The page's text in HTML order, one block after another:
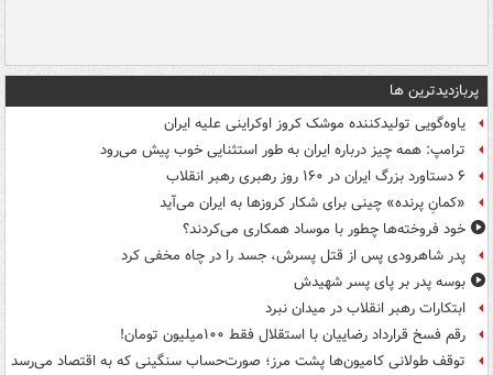
پربازدیدترین ها
یاوه‌گویی تولیدکننده موشک کروز اوکراینی علیه ایران
ترامپ: همه چیز درباره ایران به طور استثنایی خوب پیش می‌رود
۶ دستاورد بزرگ ایران در ۱۶۰ روز رهبری رهبر انقلاب
«کمانِ پرنده» چینی برای شکار کروزها به ایران می‌آید
خود فروخته‌ها چطور با موساد همکاری می‌کردند؟
پدر شاهرودی پس از قتل پسرش، جسد را در چاه مخفی کرد
بوسه‌ پدر بر پای پسر شهیدش
ابتکارات رهبر انقلاب در میدان نبرد
رقم فسخ قرارداد رضاییان با استقلال فقط ۱۰۰میلیون تومان!
توقف طولانی کامیون‌ها پشت مرز؛ صورت‌حساب سنگینی که به اقتصاد می‌رسد